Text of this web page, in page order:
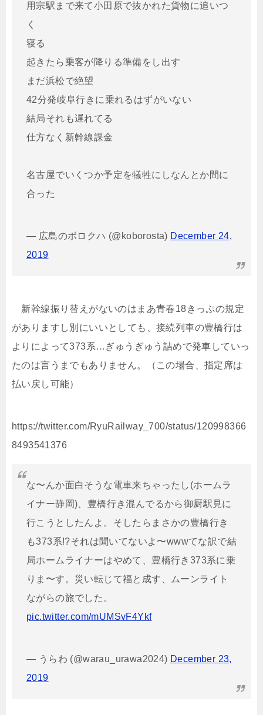
用宗駅まで来て小田原で抜かれた貨物に追いつ
く
寝る
起きたら乗客が降りる準備をし出す
まだ浜松で絶望
42分発岐阜行きに乗れるはずがいない
結局それも遅れてる
仕方なく新幹線課金
名古屋でいくつか予定を犠牲にしなんとか間に
合った
— 広島のボロクハ (@koborosta) December 24,
2019
新幹線振り替えがないのはまあ青春18きっぷの規定
がありますし別にいいとしても、接続列車の豊橋行は
よりによって373系…ぎゅうぎゅう詰めで発車していっ
たのは言うまでもありません。（この場合、指定席は
払い戻し可能）
https://twitter.com/RyuRailway_700/status/120998366
8493541376
な〜んか面白そうな電車来ちゃったし(ホームラ
イナー静岡)、豊橋行き混んでるから御厨駅見に
行こうとしたんよ。そしたらまさかの豊橋行き
も373系!?それは聞いてないよ〜wwwてな訳で結
局ホームライナーはやめて、豊橋行き373系に乗
りま〜す。災い転じて福と成す、ムーンライト
ながらの旅でした。
pic.twitter.com/mUMSvF4Ykf
— うらわ (@warau_urawa2024) December 23,
2019